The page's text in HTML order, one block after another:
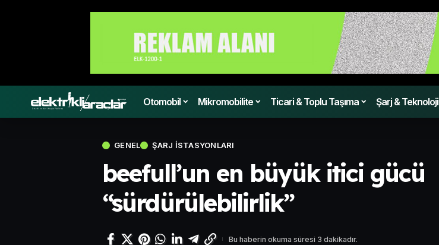
Otomobil Mikromobilite Ticari & Toplu Taşıma Şarj & Teknoloji
GENEL ŞARJ İSTASYONLARI
beefull’un en büyük itici gücü
“sürdürülebilirlik”
Bu haberin okuma süresi 3 dakikadır.